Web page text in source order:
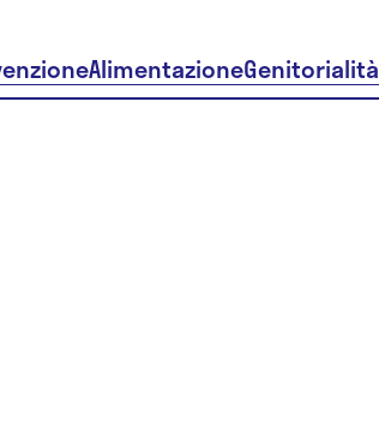
AlimentazioneGenitorialità